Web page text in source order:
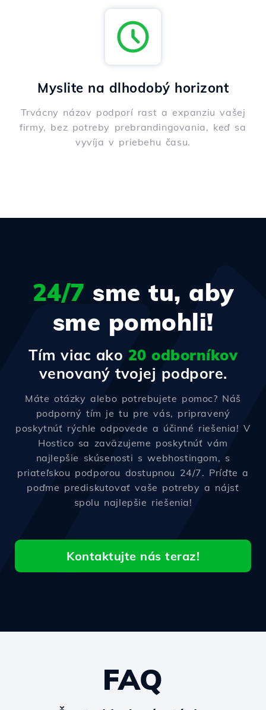
Myslite na dlhodobý horizont
Trvácny názov podporí rast a expanziu vašej
firmy, bez potreby prebrandingovania, keď sa
vyvíja v priebehu času.
24/7 sme tu, aby
sme pomohli!
Tím viac ako 20 odborníkov
venovaný tvojej podpore.
Máte otázky alebo potrebujete pomoc? Náš
podporný tím je tu pre vás, pripravený
poskytnúť rýchle odpovede a účinné riešenia! V
Hostico sa zaväzujeme poskytnúť vám
najlepšie skúsenosti s webhostingom, s
priateľskou podporou dostupnou 24/7. Príďte a
poďme prediskutovať vaše potreby a nájsť
spolu najlepšie riešenia!
Kontaktujte nás teraz!
FAQ